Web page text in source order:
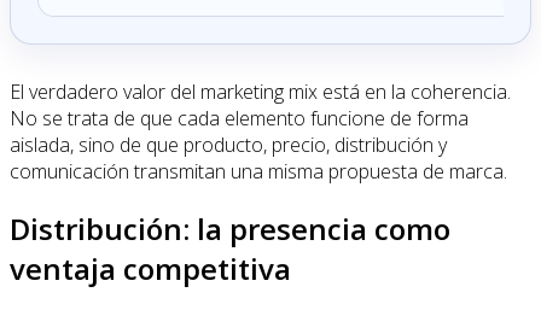
El verdadero valor del marketing mix está en la coherencia.
No se trata de que cada elemento funcione de forma
aislada, sino de que producto, precio, distribución y
comunicación transmitan una misma propuesta de marca.
Distribución: la presencia como
ventaja competitiva